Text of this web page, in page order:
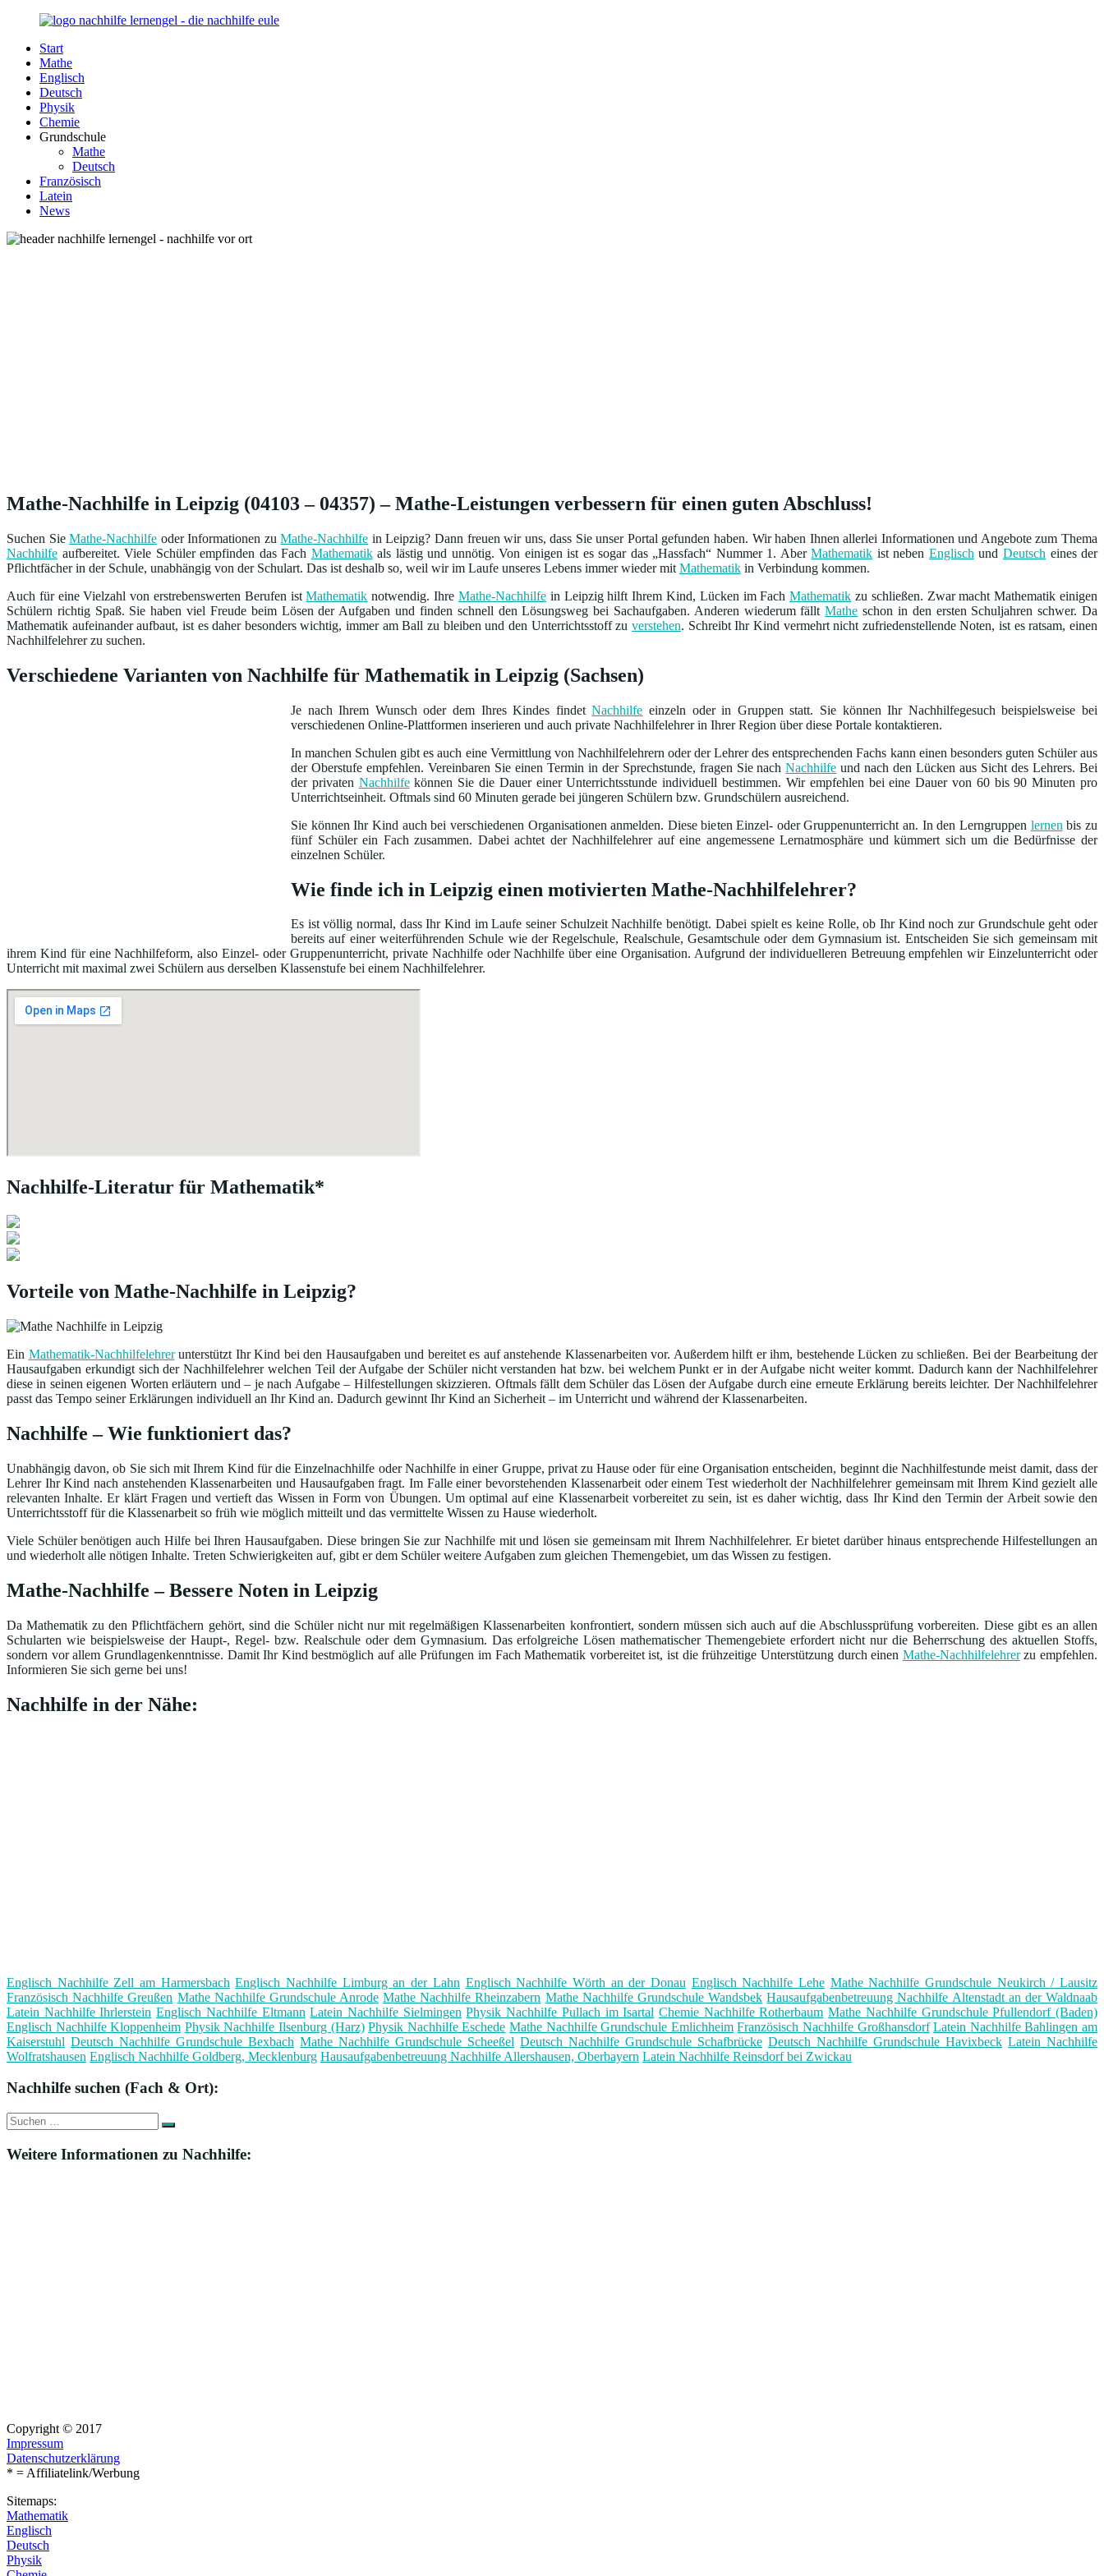
Zurück
Inhalt
Nachhilfe-
Lernengel.de
Unsere
Nachhilfe-
Eule
berät
zum
Damit
Lernen
Spaß
Start
Mathe
Englisch
Deutsch
Physik
Chemie
Grundschule
Mathe
Deutsch
Französisch
Latein
News
Mathe-Nachhilfe in Leipzig (04103 – 04357) – Mathe-Leistungen verbessern für einen guten Abschluss!
Suchen SieMathe-Nachhilfe oder Informationen zuMathe-Nachhilfe in Leipzig? Dann freuen wir uns, dass Sie unser Portal gefunden haben. Wir haben Ihnen allerlei Informationen und Angebote zum Thema
Nachhilfe aufbereitet. Viele Schüler empfinden das Fach Mathematikals lästig und unnötig. Von einigen ist es sogar das „Hassfach“ Nummer 1. AberMathematik ist neben Englisch und Deutsch eines der
Pflichtfächer in der Schule, unabhängig von der Schulart. Das ist deshalb so, weil wir im Laufe unseres Lebens immer wieder mit Mathematik in Verbindung kommen.
Auch für eine Vielzahl von erstrebenswerten Berufen istMathematik notwendig. Ihre Mathe-Nachhilfein Leipzig hilft Ihrem Kind, Lücken im FachMathematik zu schließen. Zwar macht Mathematik einigen
Schülern richtig Spaß. Sie haben viel Freude beim Lösen der Aufgaben und finden schnell den Lösungsweg bei Sachaufgaben. Anderen wiederum fälltMathe schon in den ersten Schuljahren schwer. Da
Mathematik aufeinander aufbaut, ist es daher besonders wichtig, immer am Ball zu bleiben und den Unterrichtsstoff zu verstehen. Schreibt Ihr Kind vermehrt nicht zufriedenstellende Noten, ist es ratsam, einen
Nachhilfelehrer zu suchen.
Verschiedene Varianten von Nachhilfe für Mathematik in Leipzig (Sachsen)
Je nach Ihrem Wunsch oder dem Ihres Kindes findetNachhilfe einzeln oder in Gruppen statt. Sie können Ihr Nachhilfegesuch beispielsweise bei
verschiedenen Online-Plattformen inserieren und auch private Nachhilfelehrer in Ihrer Region über diese Portale kontaktieren.
In manchen Schulen gibt es auch eine Vermittlung von Nachhilfelehrern oder der Lehrer des entsprechenden Fachs kann einen besonders guten Schüler aus
der Oberstufe empfehlen. Vereinbaren Sie einen Termin in der Sprechstunde, fragen Sie nachNachhilfe und nach den Lücken aus Sicht des Lehrers. Bei
der privaten Nachhilfekönnen Sie die Dauer einer Unterrichtsstunde individuell bestimmen. Wir empfehlen bei eine Dauer von 60 bis 90 Minuten pro
Unterrichtseinheit. Oftmals sind 60 Minuten gerade bei jüngeren Schülern bzw. Grundschülern ausreichend.
Sie können Ihr Kind auch bei verschiedenen Organisationen anmelden. Diese bieten Einzel- oder Gruppenunterricht an. In den Lerngruppen lernen bis zu
fünf Schüler ein Fach zusammen. Dabei achtet der Nachhilfelehrer auf eine angemessene Lernatmosphäre und kümmert sich um die Bedürfnisse der
einzelnen Schüler.
Wie finde ich in Leipzig einen motivierten Mathe-Nachhilfelehrer?
Es ist völlig normal, dass Ihr Kind im Laufe seiner Schulzeit Nachhilfe benötigt. Dabei spielt es keine Rolle, ob Ihr Kind noch zur Grundschule geht oder
bereits auf einer weiterführenden Schule wie der Regelschule, Realschule, Gesamtschule oder dem Gymnasium ist. Entscheiden Sie sich gemeinsam mit
ihrem Kind für eine Nachhilfeform, also Einzel- oder Gruppenunterricht, private Nachhilfe oder Nachhilfe über eine Organisation. Aufgrund der individuelleren Betreuung empfehlen wir Einzelunterricht oder
Unterricht mit maximal zwei Schülern aus derselben Klassenstufe bei einem Nachhilfelehrer.
Nachhilfe-Literatur für Mathematik*
Vorteile von Mathe-Nachhilfe in Leipzig?
Ein Mathematik-Nachhilfelehrerunterstützt Ihr Kind bei den Hausaufgaben und bereitet es auf anstehende Klassenarbeiten vor. Außerdem hilft er ihm, bestehende Lücken zu schließen. Bei der Bearbeitung der
Hausaufgaben erkundigt sich der Nachhilfelehrer welchen Teil der Aufgabe der Schüler nicht verstanden hat bzw. bei welchem Punkt er in der Aufgabe nicht weiter kommt. Dadurch kann der Nachhilfelehrer
diese in seinen eigenen Worten erläutern und – je nach Aufgabe – Hilfestellungen skizzieren. Oftmals fällt dem Schüler das Lösen der Aufgabe durch eine erneute Erklärung bereits leichter. Der Nachhilfelehrer
passt das Tempo seiner Erklärungen individuell an Ihr Kind an. Dadurch gewinnt Ihr Kind an Sicherheit – im Unterricht und während der Klassenarbeiten.
Nachhilfe – Wie funktioniert das?
Unabhängig davon, ob Sie sich mit Ihrem Kind für die Einzelnachhilfe oder Nachhilfe in einer Gruppe, privat zu Hause oder für eine Organisation entscheiden, beginnt die Nachhilfestunde meist damit, dass der
Lehrer Ihr Kind nach anstehenden Klassenarbeiten und Hausaufgaben fragt. Im Falle einer bevorstehenden Klassenarbeit oder einem Test wiederholt der Nachhilfelehrer gemeinsam mit Ihrem Kind gezielt alle
relevanten Inhalte. Er klärt Fragen und vertieft das Wissen in Form von Übungen. Um optimal auf eine Klassenarbeit vorbereitet zu sein, ist es daher wichtig, dass Ihr Kind den Termin der Arbeit sowie den
Unterrichtsstoff für die Klassenarbeit so früh wie möglich mitteilt und das vermittelte Wissen zu Hause wiederholt.
Viele Schüler benötigen auch Hilfe bei Ihren Hausaufgaben. Diese bringen Sie zur Nachhilfe mit und lösen sie gemeinsam mit Ihrem Nachhilfelehrer. Er bietet darüber hinaus entsprechende Hilfestellungen an
und wiederholt alle nötigen Inhalte. Treten Schwierigkeiten auf, gibt er dem Schüler weitere Aufgaben zum gleichen Themengebiet, um das Wissen zu festigen.
Mathe-Nachhilfe – Bessere Noten in Leipzig
Da Mathematik zu den Pflichtfächern gehört, sind die Schüler nicht nur mit regelmäßigen Klassenarbeiten konfrontiert, sondern müssen sich auch auf die Abschlussprüfung vorbereiten. Diese gibt es an allen
Schularten wie beispielsweise der Haupt-, Regel- bzw. Realschule oder dem Gymnasium. Das erfolgreiche Lösen mathematischer Themengebiete erfordert nicht nur die Beherrschung des aktuellen Stoffs,
sondern vor allem Grundlagenkenntnisse. Damit Ihr Kind bestmöglich auf alle Prüfungen im Fach Mathematik vorbereitet ist, ist die frühzeitige Unterstützung durch einen Mathe-Nachhilfelehrerzu empfehlen.
Informieren Sie sich gerne bei uns!
Nachhilfe in der Nähe:
Englisch Nachhilfe Zell am Harmersbach Englisch Nachhilfe Limburg an der Lahn Englisch Nachhilfe Wörth an der Donau Englisch Nachhilfe Lehe Mathe Nachhilfe Grundschule Neukirch / Lausitz
Französisch Nachhilfe Greußen Mathe Nachhilfe Grundschule Anrode Mathe Nachhilfe Rheinzabern Mathe Nachhilfe Grundschule Wandsbek Hausaufgabenbetreuung Nachhilfe Altenstadt an der Waldnaab
Latein Nachhilfe Ihrlerstein Englisch Nachhilfe Eltmann Latein Nachhilfe Sielmingen Physik Nachhilfe Pullach im Isartal Chemie Nachhilfe Rotherbaum Mathe Nachhilfe Grundschule Pfullendorf (Baden)
Englisch Nachhilfe Kloppenheim Physik Nachhilfe Ilsenburg (Harz) Physik Nachhilfe Eschede Mathe Nachhilfe Grundschule Emlichheim Französisch Nachhilfe Großhansdorf Latein Nachhilfe Bahlingen am
Kaiserstuhl Deutsch Nachhilfe Grundschule Bexbach Mathe Nachhilfe Grundschule Scheeßel Deutsch Nachhilfe Grundschule Schafbrücke Deutsch Nachhilfe Grundschule Havixbeck Latein Nachhilfe
Wolfratshausen Englisch Nachhilfe Goldberg, Mecklenburg Hausaufgabenbetreuung Nachhilfe Allershausen, Oberbayern Latein Nachhilfe Reinsdorf bei Zwickau
Nachhilfe suchen (Fach & Ort):
Suche
nach:
Suchen
Weitere Informationen zu Nachhilfe:
Copyright © 2017
Impressum
Datenschutzerklärung
* = Affiliatelink/Werbung
Sitemaps:
Mathematik
Englisch
Deutsch
Physik